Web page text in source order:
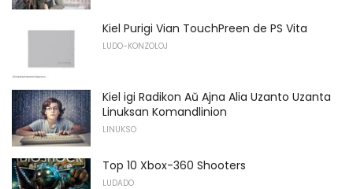
Kiel Purigi Vian TouchPreen de PS Vita
LUDO-KONZOLOJ
Kiel igi Radikon Aŭ Ajna Alia Uzanto Uzanta
Linuksan Komandlinion
LINUKSO
Top 10 Xbox-360 Shooters
LUDADO